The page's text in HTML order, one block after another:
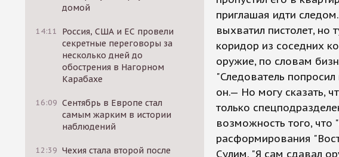
домой
14:11
Россия, США и ЕС провели
секретные переговоры за
несколько дней до
обострения в Нагорном
Карабахе
16:09 Сентябрь в Европе стал
самым жарким в истории
наблюдений
12:39 Чехия стала второй после
приглашая идти
выхватил пистолет,
коридор из соседних
оружие, по словам
"Следователь
он.— Но могу сказать,
только
возможность того, что
расформирования
Сулим. "Я сам сдавал